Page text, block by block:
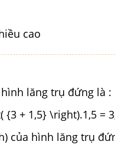
cao
lăng trụ đứng là :
+ 1,5} \right).1,5 =
của hình lăng trụ